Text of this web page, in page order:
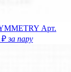
Арт.
₽за пару